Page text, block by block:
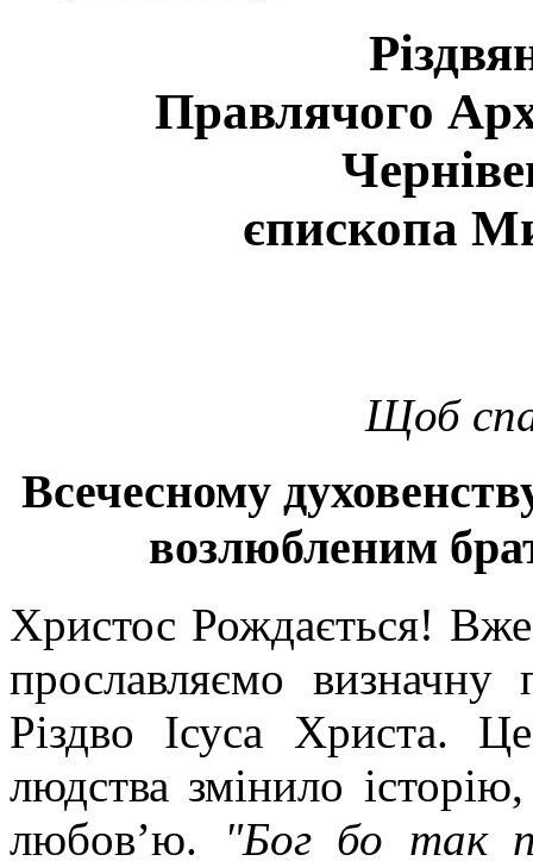
Правлячого
єпископа
Щоб
Всечесному
возлюбленим
Христос Рождається!
прославляємо визначну
Різдво Ісуса Христа.
людства змінило
любов’ю. "Бог бо так